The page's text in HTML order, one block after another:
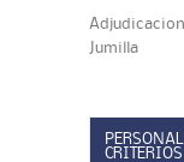
Jumilla